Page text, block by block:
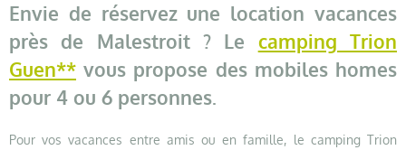
Envie de réservez une location vacances
près de Malestroit ? Le camping Trion
Guen** vous propose des mobiles homes
pour 4 ou 6 personnes.
Pour vos vacances entre amis ou en famille, le camping Trion